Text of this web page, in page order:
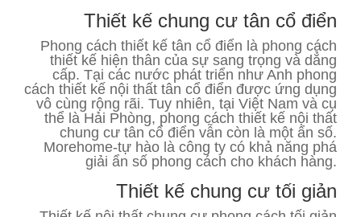
Thiết kế chung cư tân cổ điển
Phong cách thiết kế tân cổ điển là phong cách
thiết kế hiện thân của sự sang trọng và dẳng
cấp. Tại các nước phát triển như Anh phong
cách thiết kế nội thất tân cổ điển được ứng dụng
vô cùng rộng rãi. Tuy nhiên, tại Việt Nam và cụ
thể là Hải Phòng, phong cách thiết kế nội thất
chung cư tân cổ điển vẫn còn là một ẩn số.
Morehome-tự hào là công ty có khả năng phá
giải ẩn số phong cách cho khách hàng.
Thiết kế chung cư tối giản